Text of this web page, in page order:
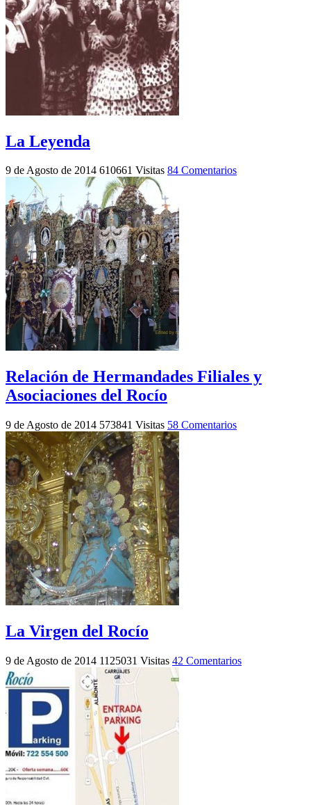
La Leyenda
9 de Agosto de 2014 610661 Visitas 84 Comentarios
Relación de Hermandades Filiales y
Asociaciones del Rocío
9 de Agosto de 2014 573841 Visitas 58 Comentarios
La Virgen del Rocío
9 de Agosto de 2014 1125031 Visitas 42 Comentarios